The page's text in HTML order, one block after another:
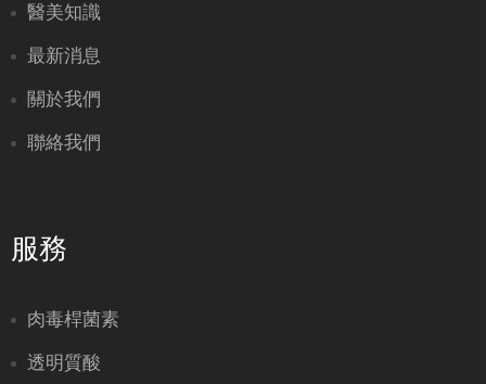
醫美知識
最新消息
關於我們
聯絡我們
服務
肉毒桿菌素
透明質酸